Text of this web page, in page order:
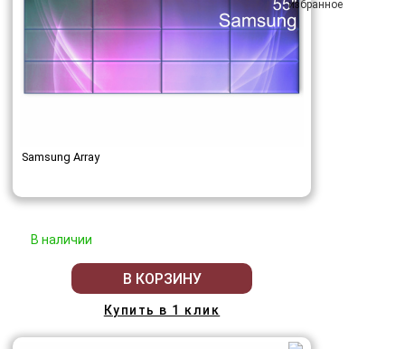
Samsung Array
В наличии
В КОРЗИНУ
Купить в 1 клик